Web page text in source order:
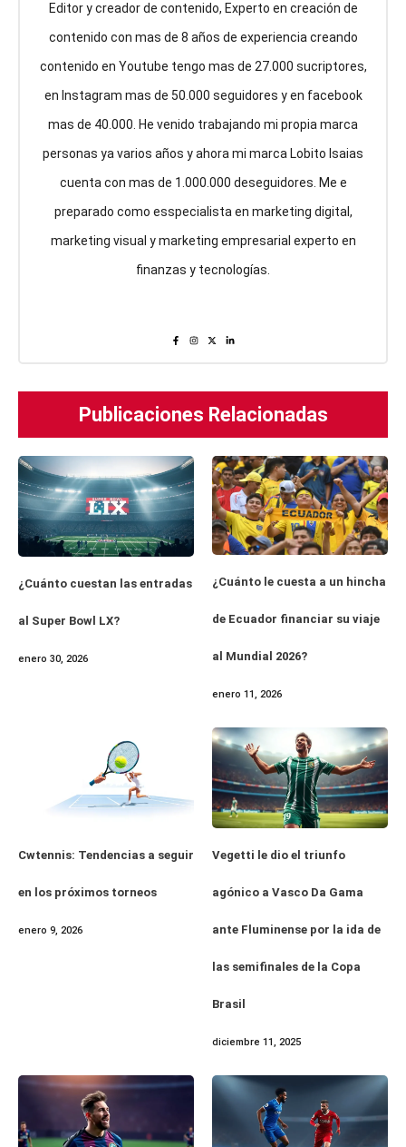
Editor y creador de contenido, Experto en creación de
contenido con mas de 8 años de experiencia creando
contenido en Youtube tengo mas de 27.000 sucriptores,
en Instagram mas de 50.000 seguidores y en facebook
mas de 40.000. He venido trabajando mi propia marca
personas ya varios años y ahora mi marca Lobito Isaias
cuenta con mas de 1.000.000 deseguidores. Me e
preparado como esspecialista en marketing digital,
marketing visual y marketing empresarial experto en
finanzas y tecnologías.
Publicaciones Relacionadas
¿Cuánto cuestan las entradas
al Super Bowl LX?
enero 30, 2026
¿Cuánto le cuesta a un hincha
de Ecuador financiar su viaje
al Mundial 2026?
enero 11, 2026
Cwtennis: Tendencias a seguir
en los próximos torneos
enero 9, 2026
Vegetti le dio el triunfo
agónico a Vasco Da Gama
ante Fluminense por la ida de
las semifinales de la Copa
Brasil
diciembre 11, 2025